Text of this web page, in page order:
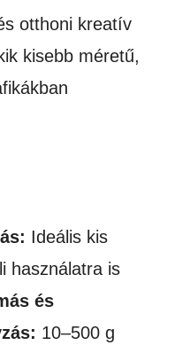
otthoni kreatív
kisebb méretű,
Ideális kis
használatra is
és
10–500 g